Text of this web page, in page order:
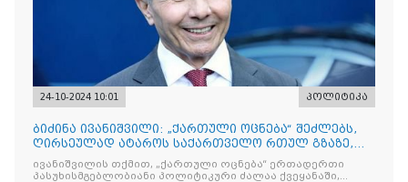
24-10-2024 10:01 პოლიტიკა
ბიძინა ივანიშვილი: „ქართული ოცნება“ შეძლებს,
ღირსეულად ატაროს საქართველო რთულ გზაზე,
რათა დავიკავოთ კუთვნილი ადგილი მოწინავე
ქვეყნების რიცხვში
ივანიშვილის თქმით, „ქართული ოცნება“ ერთადერთი
პასუხისმგებლობიანი პოლიტიკური ძალაა ქვეყანაში,